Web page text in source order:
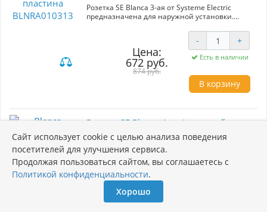
Розетка SE Blanca 3-ая от Systeme Electric
предназначена для наружной установки.
надежное и безопасное подключение
электрических приборов. Без шторок,
дополнена изолирующей пластиной для
повышения безопасности. Идеальный выбор
для использования в помещениях и на
открытых площадках благодаря современному
Цена:
672 руб.
874 руб.
- +
Есть в наличии
В корзину
Розетка SE Blanca 4-ая Алюминий
наружный б/з без шторок изолир.
пластина BLNRA000413
Артикул: BLNRA000413
Производитель
Тип механизма
Цвет механизма
Сайт использует cookie с целью анализа поведения
посетителей для улучшения сервиса.
Продолжая пользоваться сайтом, вы соглашаетесь с
Политикой конфиденциальности.
Хорошо